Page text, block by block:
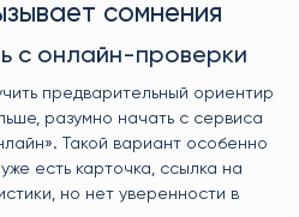
сомнения
с онлайн-проверки
предварительный ориентир
разумно начать с сервиса
Такой вариант особенно
есть карточка, ссылка на
но нет уверенности в